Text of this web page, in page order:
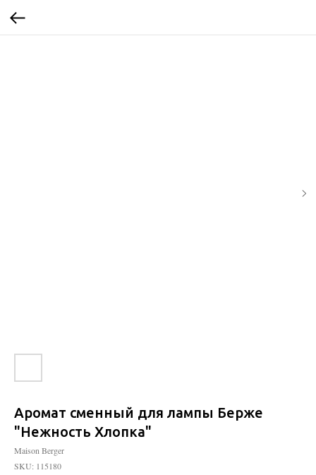
Аромат сменный для лампы Берже
"Нежность Хлопка"
Maison Berger
SKU: 115180